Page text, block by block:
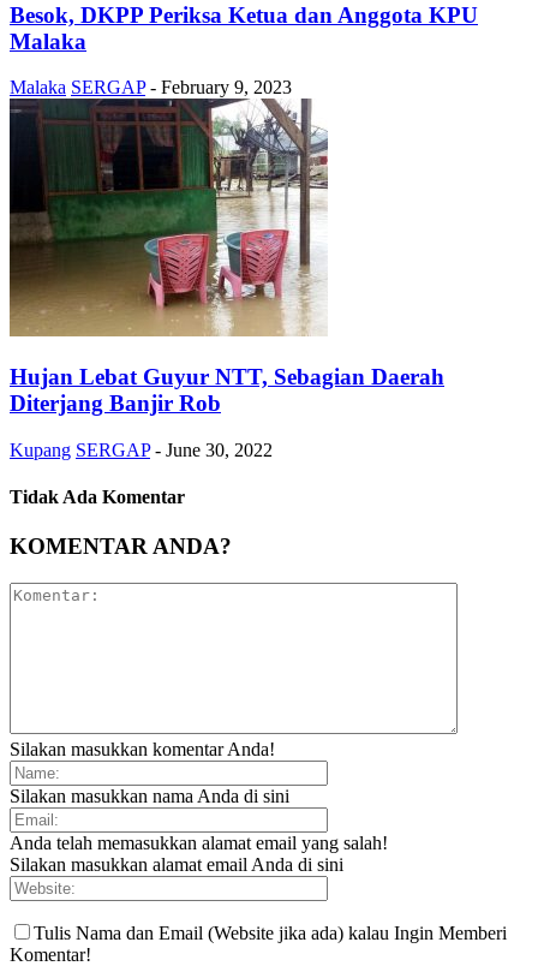
Besok, DKPP Periksa Ketua dan Anggota KPU
Malaka
Malaka SERGAP - February 9, 2023
Hujan Lebat Guyur NTT, Sebagian Daerah
Diterjang Banjir Rob
Kupang SERGAP - June 30, 2022
Tidak Ada Komentar
KOMENTAR ANDA?
Silakan masukkan komentar Anda!
Silakan masukkan nama Anda di sini
Anda telah memasukkan alamat email yang salah!
Silakan masukkan alamat email Anda di sini
Tulis Nama dan Email (Website jika ada) kalau Ingin Memberi
Komentar!